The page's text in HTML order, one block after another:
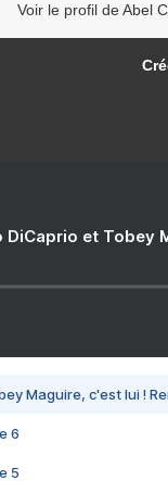
Voir le profil de Abel
DiCaprio et Tobey
Maguire, c'est lui !
6
5